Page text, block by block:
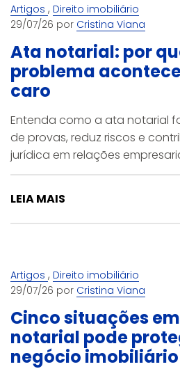
Artigos , Direito imobiliário
29/07/26 por Cristina Viana
Ata notarial: por
problema
caro
Entenda como a ata notarial
de provas, reduz riscos e
jurídica em relações
LEIA MAIS
Artigos , Direito imobiliário
29/07/26 por Cristina Viana
Cinco situações
notarial pode
negócio imobiliário